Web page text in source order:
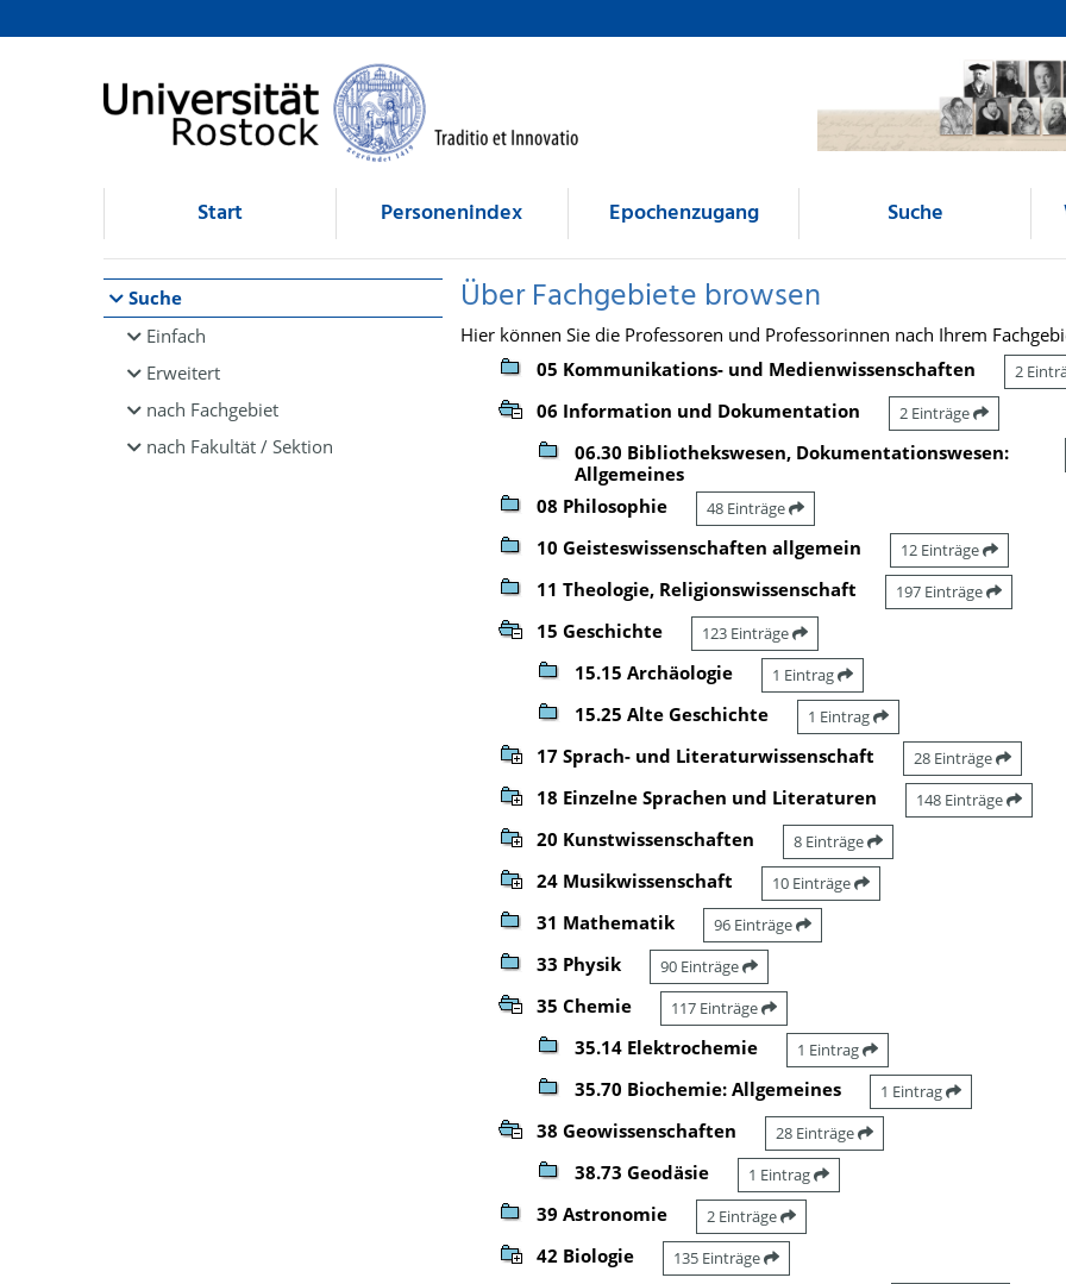
Browsen
direkt zum Inhalt
Start Personenindex Epochenzugang Suche
Suche
Einfach
Erweitert
nach Fachgebiet
nach Fakultät / Sektion
Über Fachgebiete browsen
Hier können Sie die Professoren und Professorinnen nach Ihrem
05 Kommunikations- und Medienwissenschaften
2
06 Information und Dokumentation 2 Einträge
06.30 Bibliothekswesen, Dokumentationswesen:
Allgemeines
08 Philosophie 48 Einträge
10 Geisteswissenschaften allgemein 12 Einträge
11 Theologie, Religionswissenschaft 197 Einträge
15 Geschichte 123 Einträge
15.15 Archäologie 1 Eintrag
15.25 Alte Geschichte 1 Eintrag
17 Sprach- und Literaturwissenschaft 28 Einträge
18 Einzelne Sprachen und Literaturen 148 Einträge
20 Kunstwissenschaften 8 Einträge
24 Musikwissenschaft 10 Einträge
31 Mathematik 96 Einträge
33 Physik 90 Einträge
35 Chemie 117 Einträge
35.14 Elektrochemie 1 Eintrag
35.70 Biochemie: Allgemeines 1 Eintrag
38 Geowissenschaften 28 Einträge
38.73 Geodäsie 1 Eintrag
39 Astronomie 2 Einträge
42 Biologie 135 Einträge